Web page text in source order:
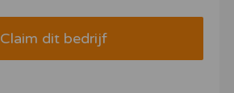
Claim dit bedrijf